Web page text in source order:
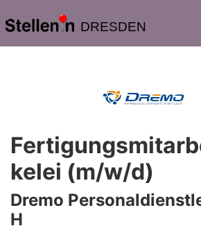
DRESDEN
kelei (m/w/d)
Dremo
H